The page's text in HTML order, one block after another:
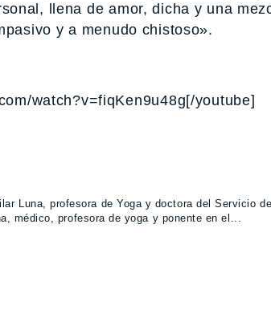
llena de amor, dicha y una
y a menudo chistoso».
watch?v=fiqKen9u48g[/youtube]
Luna, profesora de Yoga y doctora del Servicio
médico, profesora de yoga y ponente en el...